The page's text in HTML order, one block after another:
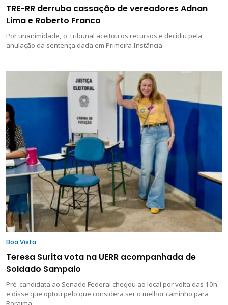
TRE-RR derruba cassação de vereadores Adnan
Lima e Roberto Franco
Por unanimidade, o Tribunal aceitou os recursos e decidiu pela
anulação da sentença dada em Primeira Instância
Boa Vista
Teresa Surita vota na UERR acompanhada de
Soldado Sampaio
Pré-candidata ao Senado Federal chegou ao local por volta das 10h
e disse que optou pelo que considera ser o melhor caminho para